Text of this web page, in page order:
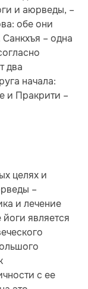
и аюрведы, –
обе они
– одна
два
начала:
и Пракрити –
целях и
–
и лечение
является
с ее